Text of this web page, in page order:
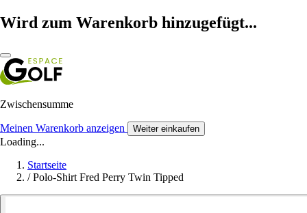
Wird zum Warenkorb hinzugefügt...
Zwischensumme
Meinen Warenkorb anzeigen Weiter einkaufen
Loading...
Startseite
/ Polo-Shirt Fred Perry Twin Tipped